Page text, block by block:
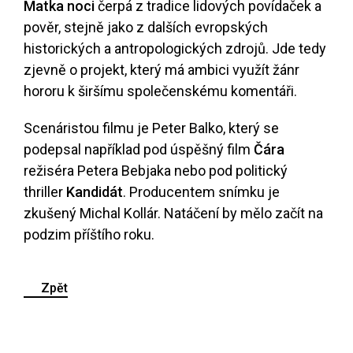
Matka nocičerpá z tradice lidových povídaček a
pověr, stejně jako z dalších evropských
historických a antropologických zdrojů. Jde tedy
zjevně o projekt, který má ambici využít žánr
hororu k širšímu společenskému komentáři.
Scenáristou filmu je Peter Balko, který se
podepsal například pod úspěšný film Čára
režiséra Petera Bebjaka nebo pod politický
thriller Kandidát. Producentem snímku je
zkušený Michal Kollár. Natáčení by mělo začít na
podzim příštího roku.
Zpět